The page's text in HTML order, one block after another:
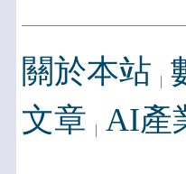
關於本站
文章 AI產